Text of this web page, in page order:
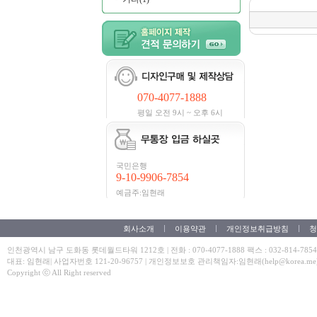
070-4077-1888
평일 오전 9시 ~ 오후 6시
국민은행
9-10-9906-7854
예금주:임현래
회사소개 이용약관 개인정보취급방침
인천광역시 남구 도화동 롯데월드타워 1212호 | 전화 : 070-4077-1888 팩스 : 032-814-7854
대표: 임현래| 사업자번호 121-20-96757 | 개인정보보호 관리책임자:임현래
Copyright ⓒ All Right reserved